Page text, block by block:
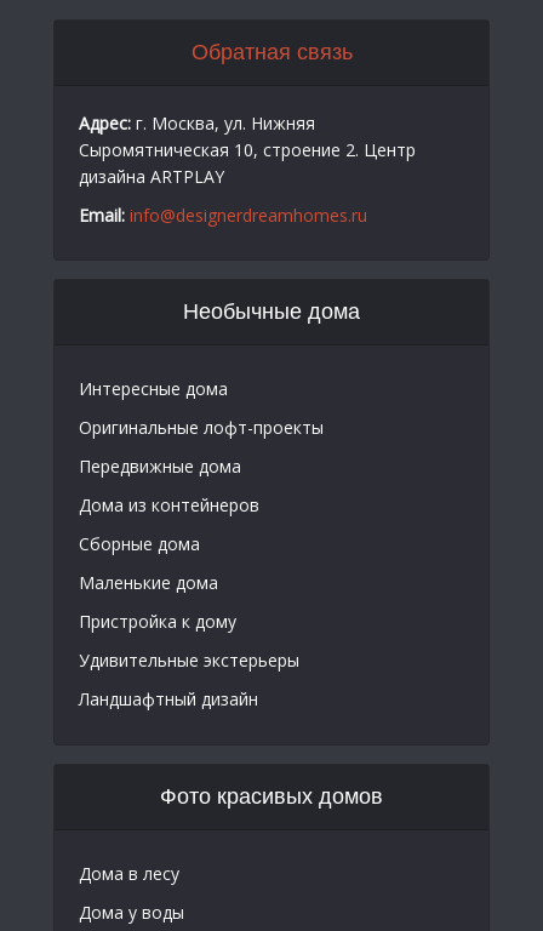
Обратная связь
Адрес: г. Москва, ул. Нижняя
Сыромятническая 10, строение 2. Центр
дизайна ARTPLAY
Email: info@designerdreamhomes.ru
Необычные дома
Интересные дома
Оригинальные лофт-проекты
Передвижные дома
Дома из контейнеров
Сборные дома
Маленькие дома
Пристройка к дому
Удивительные экстерьеры
Ландшафтный дизайн
Фото красивых домов
Дома в лесу
Дома у воды